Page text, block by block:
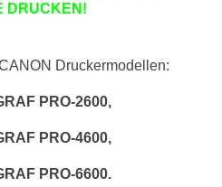
DRUCKEN!
Druckermodellen:
PRO-2600,
PRO-4600,
PRO-6600.